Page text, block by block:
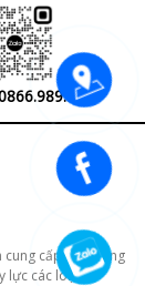
cung cấp Máy công
lực các loại.